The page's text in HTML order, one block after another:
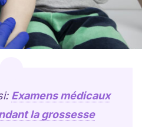
Examens médicaux
la grossesse